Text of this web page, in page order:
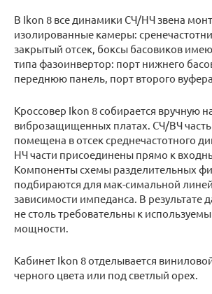
В Ikon 8 все динамики СЧ/НЧ звена
изолированные камеры:
закрытый отсек, боксы басовиков
типа фазоинвертор: порт нижнего
переднюю панель, порт второго
Кроссовер Ikon 8 собирается вручную
виброзащищенных платах. СЧ/ВЧ часть
помещена в отсек среднечастотного
НЧ части присоединены прямо к
Компоненты схемы разделительных
подбираются для мак-симальной
зависимости импеданса. В результате
не столь требовательны к
мощности.
Кабинет Ikon 8 отделывается
черного цвета или под светлый орех.